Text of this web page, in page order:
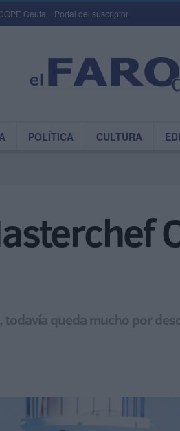
Ceuta Portal del suscriptor
POLÍTICA CULTURA
queda mucho por